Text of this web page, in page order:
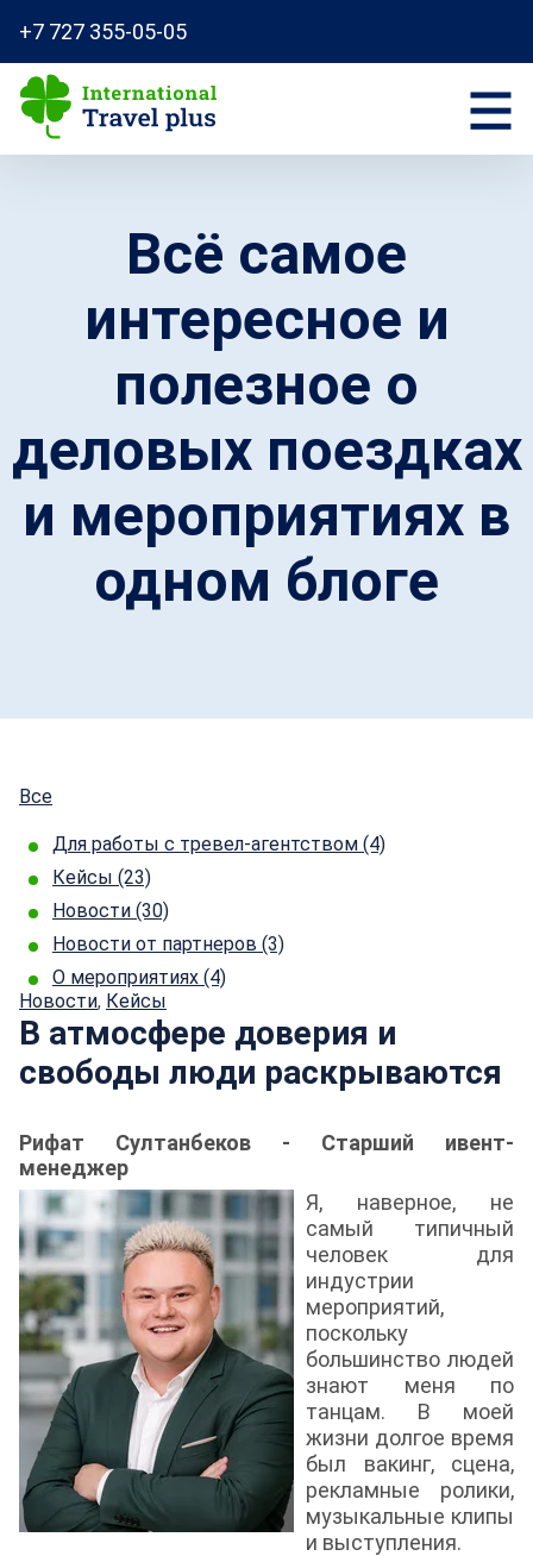
+7 727 355-05-05
Всё самое
интересное и
полезное о
деловых поездках
и мероприятиях в
одном блоге
Все
Для работы с тревел-агентством (4)
Кейсы (23)
Новости (30)
Новости от партнеров (3)
О мероприятиях (4)
Новости, Кейсы
В атмосфере доверия и
свободы люди раскрываются
Рифат Султанбеков - Старший ивент-
менеджер
Я, наверное, не
самый типичный
человек для
индустрии
мероприятий,
поскольку
большинство людей
знают меня по
танцам. В моей
жизни долгое время
был вакинг, сцена,
рекламные ролики,
музыкальные клипы
и выступления.